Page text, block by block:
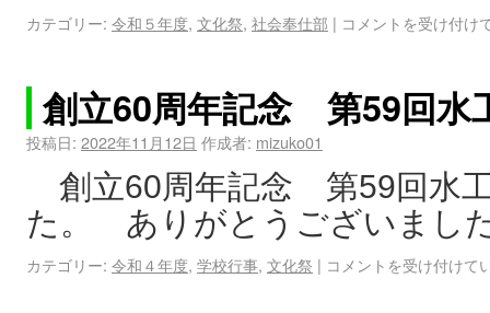
カテゴリー: 令和５年度, 文化祭, 社会奉仕部 | コメントを受け付け
創立60周年記念 第59回水
投稿日: 2022年11月12日 作成者: mizuko01
創立60周年記念 第59回水
た。 ありがとうございまし
カテゴリー: 令和４年度, 学校行事, 文化祭 | コメントを受け付けて